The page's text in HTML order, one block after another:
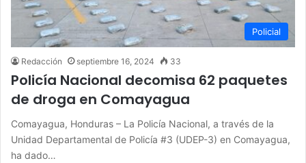
Policial
Redacción septiembre 16, 2024 33
Policía Nacional decomisa 62 paquetes
de droga en Comayagua
Comayagua, Honduras – La Policía Nacional, a través de la
Unidad Departamental de Policía #3 (UDEP-3) en Comayagua,
ha dado…